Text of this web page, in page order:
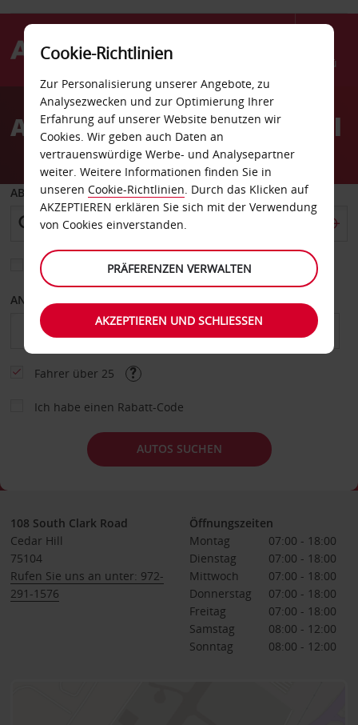
Menü
AvisAutovermietung Cedar Hill
ABHOLEN VON
Eine andere Rückgabestation auswählen
ANFANGSDATUM
Fahrer über 25
Ich habe einen Rabatt-Code
AUTOS SUCHEN
108 South Clark Road
Cedar Hill
75104
Rufen Sie uns an unter: 972-
291-1576
Öffnungszeiten
Montag
07:00 - 18:00
Dienstag
07:00 - 18:00
Mittwoch
07:00 - 18:00
Donnerstag
07:00 - 18:00
Freitag
07:00 - 18:00
Samstag
08:00 - 12:00
Sonntag
08:00 - 12:00
Cookie-Richtlinien
Zur Personalisierung unserer Angebote, zu
Analysezwecken und zur Optimierung Ihrer
Erfahrung auf unserer Website benutzen wir
Cookies. Wir geben auch Daten an
vertrauenswürdige Werbe- und Analysepartner
weiter. Weitere Informationen finden Sie in
unseren Cookie-Richtlinien. Durch das Klicken auf
AKZEPTIEREN erklären Sie sich mit der Verwendung
von Cookies einverstanden.
PRÄFERENZEN VERWALTEN
AKZEPTIEREN UND SCHLIESSEN